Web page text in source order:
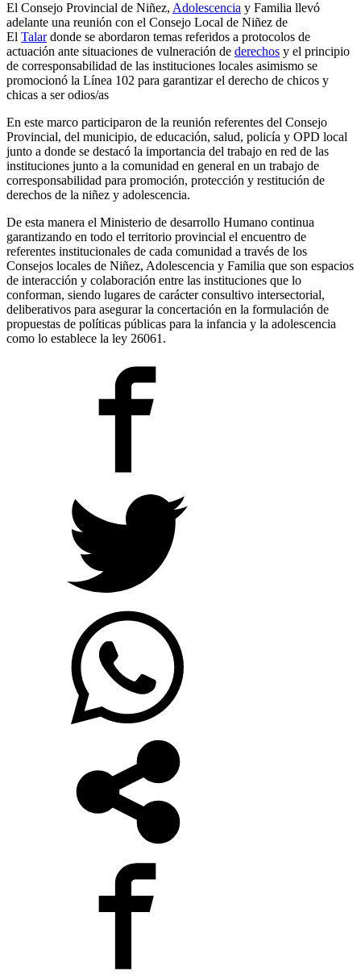
El Consejo Provincial de Niñez, Adolescencia y Familia llevó
adelante una reunión con el Consejo Local de Niñez de
El Talardonde se abordaron temas referidos a protocolos de
actuación ante situaciones de vulneración de derechos y el principio
de corresponsabilidad de las instituciones locales asimismo se
promocionó la Línea 102 para garantizar el derecho de chicos y
chicas a ser odios/as
En este marco participaron de la reunión referentes del Consejo
Provincial, del municipio, de educación, salud, policía y OPD local
junto a donde se destacó la importancia del trabajo en red de las
instituciones junto a la comunidad en general en un trabajo de
corresponsabilidad para promoción, protección y restitución de
derechos de la niñez y adolescencia.
De esta manera el Ministerio de desarrollo Humano continua
garantizando en todo el territorio provincial el encuentro de
referentes institucionales de cada comunidad a través de los
Consejos locales de Niñez, Adolescencia y Familia que son espacios
de interacción y colaboración entre las instituciones que lo
conforman, siendo lugares de carácter consultivo intersectorial,
deliberativos para asegurar la concertación en la formulación de
propuestas de políticas públicas para la infancia y la adolescencia
como lo establece la ley 26061.